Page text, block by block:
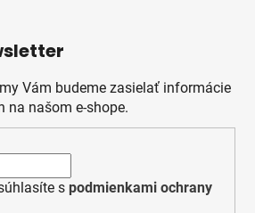
Vám budeme zasielať informácie
na našom e-shope.
s podmienkami ochrany